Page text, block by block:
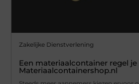
Zakelijke Dienstverlening
Een materiaalcontainer regel
Materiaalcontainershop.nl